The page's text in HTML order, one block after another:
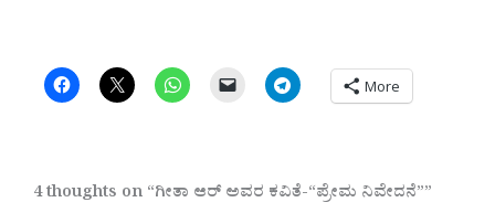
More
4 thoughts on “ಗೀತಾ ಆರ್‌ ಅವರ ಕವಿತೆ-“ಪ್ರೇಮ ನಿವೇದನೆ””